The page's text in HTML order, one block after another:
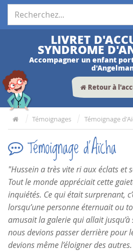
Espace Professionnels
LIVRET
SYNDROME
Accompagner un enfant
Retour à
Témoignages Témoignage
Témoignage d'Aïcha
"Hussein a très vite ri aux éclats et
Tout le monde appréciait cette
inquiétés. Ce qui était surprenant,
lorsqu’une personne éternuait ou
amusait la galerie qui allait
nous devions passer derrière pour
devions même l’éloigner des